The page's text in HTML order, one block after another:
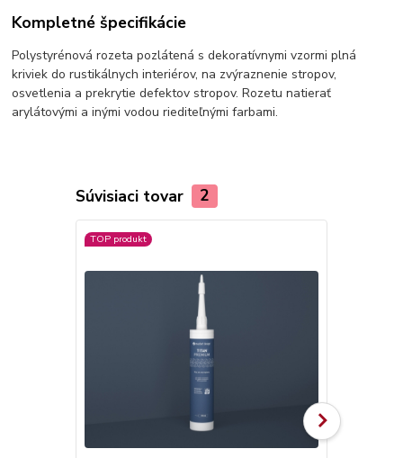
Kompletné špecifikácie
Polystyrénová rozeta pozlátená s dekoratívnymi vzormi plná
kriviek do rustikálnych interiérov, na zvýraznenie stropov,
osvetlenia a prekrytie defektov stropov. Rozetu natierať
arylátovými a inými vodou riediteľnými farbami.
Súvisiaci tovar 2
TOP produkt